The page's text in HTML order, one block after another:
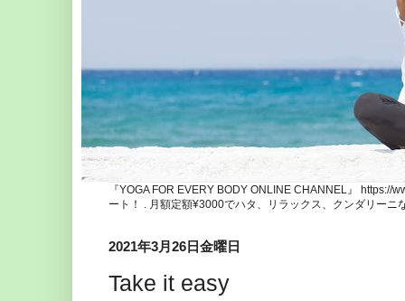
『YOGA FOR EVERY BODY ONLINE CHANNEL』
ート！ . 月額定額¥3000でハタ、リラックス、クンダリー
2021年3月26日金曜日
Take it easy